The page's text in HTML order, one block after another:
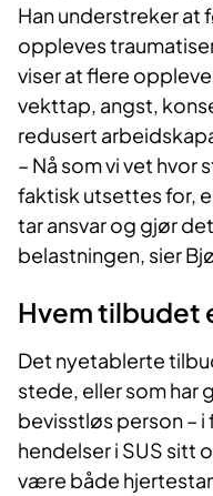
Han understreker at
oppleves
viser at flere
vekttap, angst,
redusert
– Nå som vi vet
faktisk utsettes for,
tar ansvar og gjør
belastningen, sier
Hvem tilbudet
Det nyetablerte
stede, eller som har
bevisstløs person –
hendelser i SUS sitt
være både